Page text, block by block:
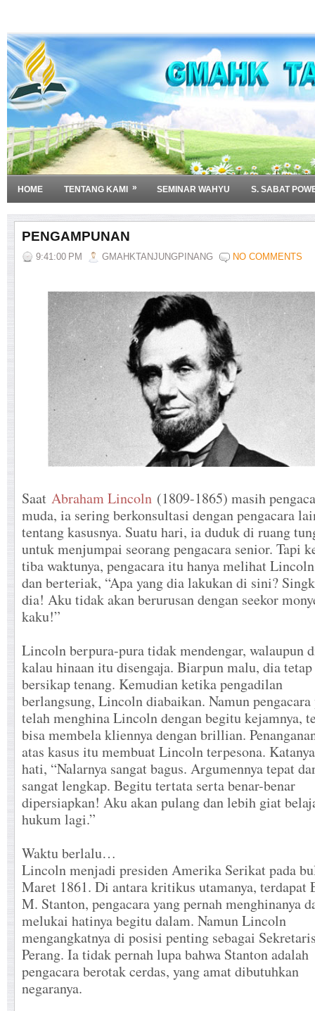
HOME TENTANG KAMI » SEMINAR WAHYU S. SABAT
PENGAMPUNAN
9:41:00 PM GMAHKTANJUNGPINANG NO COMMENTS
Saat Abraham Lincoln (1809-1865) masih
muda, ia sering berkonsultasi dengan pengacara
tentang kasusnya. Suatu hari, ia duduk di ruang
untuk menjumpai seorang pengacara senior. Tapi
tiba waktunya, pengacara itu hanya melihat
dan berteriak, “Apa yang dia lakukan di sini?
dia! Aku tidak akan berurusan dengan seekor
kaku!”
Lincoln berpura-pura tidak mendengar, walaupun
kalau hinaan itu disengaja. Biarpun malu, dia tetap
bersikap tenang. Kemudian ketika pengadilan
berlangsung, Lincoln diabaikan. Namun pengacara
telah menghina Lincoln dengan begitu kejamnya,
bisa membela kliennya dengan brillian.
atas kasus itu membuat Lincoln terpesona.
hati, “Nalarnya sangat bagus. Argumennya tepat
sangat lengkap. Begitu tertata serta benar-benar
dipersiapkan! Aku akan pulang dan lebih giat
hukum lagi.”
Waktu berlalu…
Lincoln menjadi presiden Amerika Serikat pada
Maret 1861. Di antara kritikus utamanya, terdapat
M. Stanton, pengacara yang pernah menghinanya
melukai hatinya begitu dalam. Namun Lincoln
mengangkatnya di posisi penting sebagai
Perang. Ia tidak pernah lupa bahwa Stanton adalah
pengacara berotak cerdas, yang amat dibutuhkan
negaranya.